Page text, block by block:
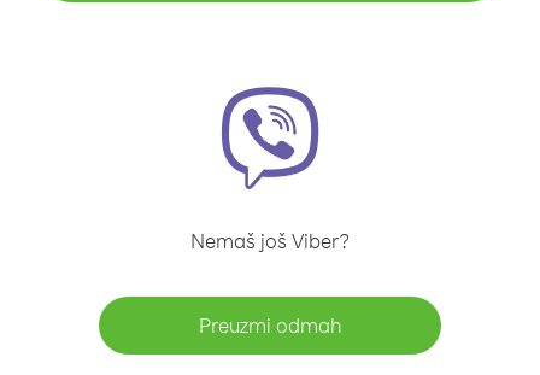
Nemaš još Viber?
Preuzmi odmah